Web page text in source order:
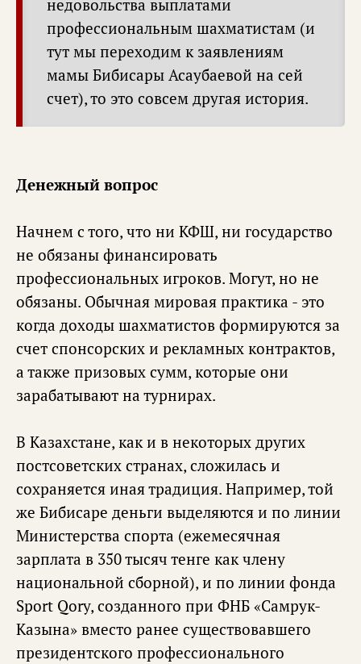
недовольства выплатами
профессиональным шахматистам (и
тут мы переходим к заявлениям
мамы Бибисары Асаубаевой на сей
счет), то это совсем другая история.
Денежный вопрос
Начнем с того, что ни КФШ, ни государство
не обязаны финансировать
профессиональных игроков. Могут, но не
обязаны. Обычная мировая практика - это
когда доходы шахматистов формируются за
счет спонсорских и рекламных контрактов,
а также призовых сумм, которые они
зарабатывают на турнирах.
В Казахстане, как и в некоторых других
постсоветских странах, сложилась и
сохраняется иная традиция. Например, той
же Бибисаре деньги выделяются и по линии
Министерства спорта (ежемесячная
зарплата в 350 тысяч тенге как члену
национальной сборной), и по линии фонда
Sport Qory, созданного при ФНБ «Самрук-
Казына» вместо ранее существовавшего
президентского профессионального